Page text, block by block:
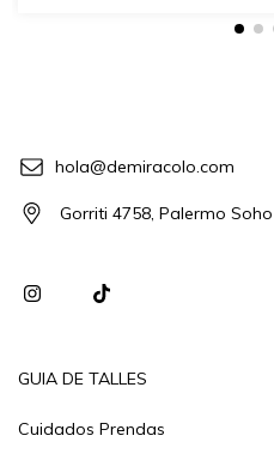
hola@demiracolo.com
Gorriti 4758, Palermo Soho
GUIA DE TALLES
Cuidados Prendas